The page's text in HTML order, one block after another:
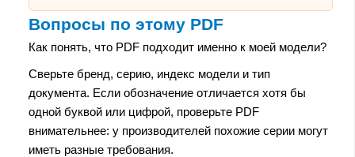
Вопросы по этому PDF
Как понять, что PDF подходит именно к моей модели?
Сверьте бренд, серию, индекс модели и тип
документа. Если обозначение отличается хотя бы
одной буквой или цифрой, проверьте PDF
внимательнее: у производителей похожие серии могут
иметь разные требования.